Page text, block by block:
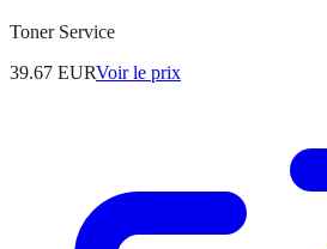
Toner Service
39.67 EURVoir le prix